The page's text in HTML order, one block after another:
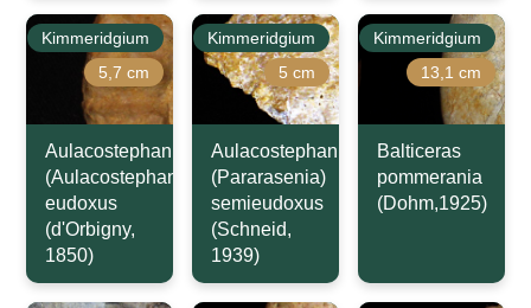
Kimmeridgium
5,7 cm
Aulacostephanus
(Aulacostephanus)
eudoxus
(d'Orbigny,
1850)
Kimmeridgium
5 cm
Aulacostephanus
(Pararasenia)
semieudoxus
(Schneid,
1939)
Kimmeridgium
13,1 cm
Balticeras
pommerania
(Dohm,1925)